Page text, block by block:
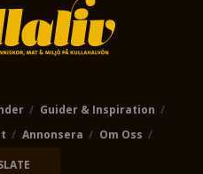
Guider & Inspiration
Annonsera
Om Oss